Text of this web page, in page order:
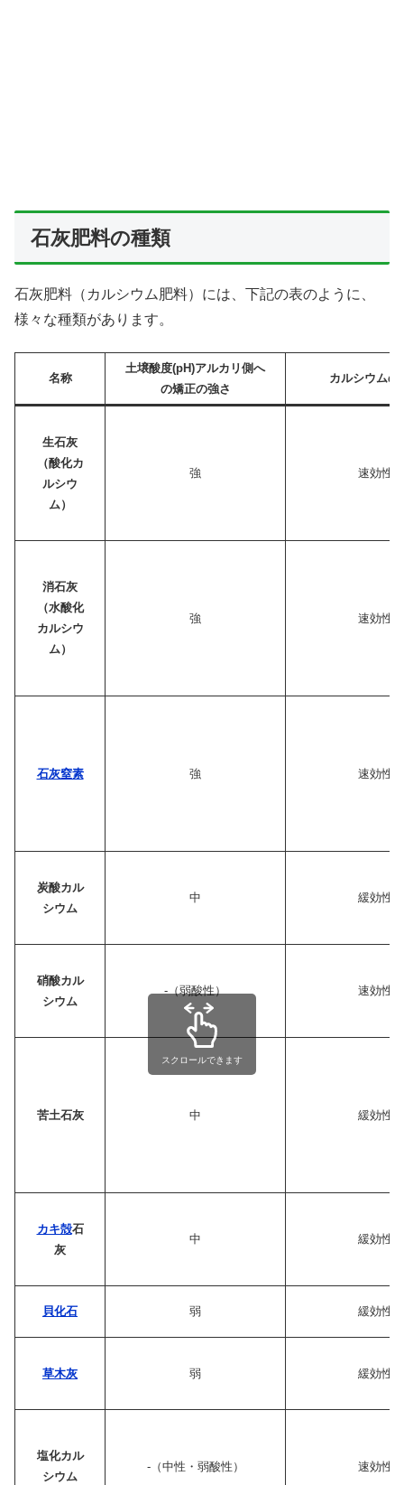
石灰肥料の種類
石灰肥料（カルシウム肥料）には、下記の表のように、
様々な種類があります。
名称
土壌酸度(pH)アルカリ側へ
の矯正の強さ
カルシウムの
生石灰
（酸化カ
ルシウ
ム）
強 速効性
消石灰
（水酸化
カルシウ
ム）
強 速効性
石灰窒素 強 速効性
炭酸カル
シウム
中 緩効性
硝酸カル
シウム
-（弱酸性） 速効性
苦土石灰 中 緩効性
カキ殻石
灰
中 緩効性
貝化石 弱 緩効性
草木灰 弱 緩効性
塩化カル
シウム
-（中性・弱酸性） 速効性
スクロールできます